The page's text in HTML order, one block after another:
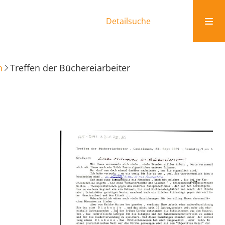
Detailsuche
Treffen der Büchereiarbeiter